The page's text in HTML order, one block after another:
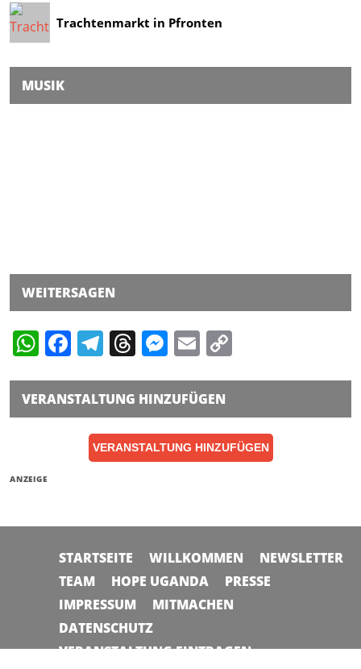
Trachtenmarkt in Pfronten
MUSIK
WEITERSAGEN
WhatsApp
Facebook
Telegram
Threads
Messenger
Email
VERANSTALTUNG HINZUFÜGEN
VERANSTALTUNG HINZUFÜGEN
ANZEIGE
STARTSEITE WILLKOMMEN
NEWSLETTER
TEAM
HOPE UGANDA
PRESSE
IMPRESSUM
MITMACHEN
DATENSCHUTZ
VERANSTALTUNG EINTRAGEN